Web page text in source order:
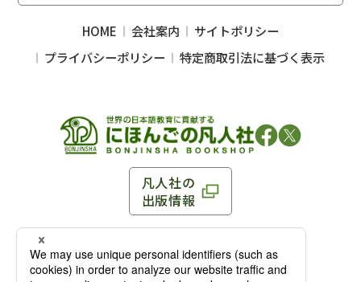
凡人社の
出版情報
〒102-0093 東京都千代田区平河町 1-3-13 8F
TEL：03-3263-3959／FAX：03-3263-3116
HOME 会社案内
サイトポリシー
プライバシーポリシー
特定商取引法に基づく表示